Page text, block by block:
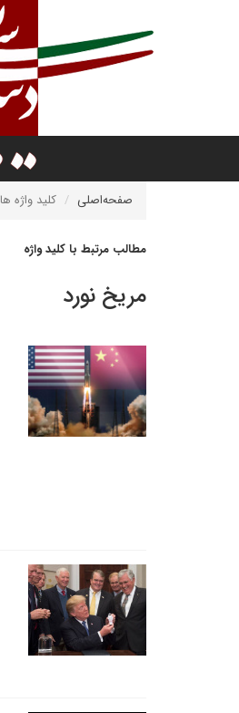
صفحه‌اصلی کلید واژه ها
مطالب مرتبط با کلید واژه
مریخ نورد